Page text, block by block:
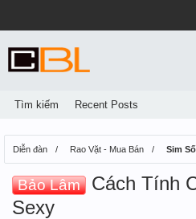
Diễn đàn Rao Vặt - Mua Bán Sim Số
Bảo Lâm
Cách Tính
Sexy
Tìm kiếm Recent Posts